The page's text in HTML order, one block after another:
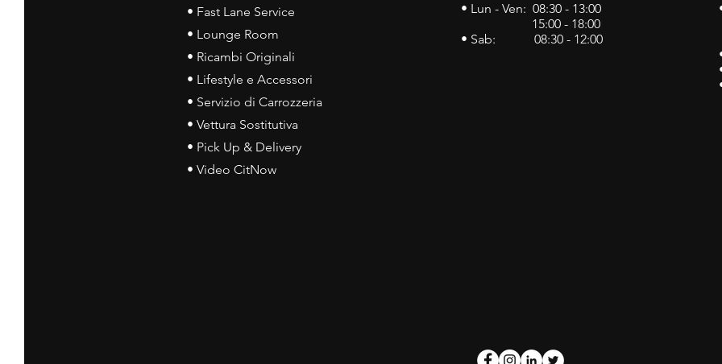
• Fast Lane Service
• Lounge Room
• Ricambi Originali
• Lifestyle e Accessori
• Servizio di Carrozzeria
• Vettura Sostitutiva
• Pick Up & Delivery
• Video CitNow
• Lun - Ven: 08:30 - 13:00
15:00 - 18:00
• Sab: 08:30 - 12:00